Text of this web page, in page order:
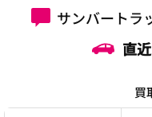
サンバートラ
直
買